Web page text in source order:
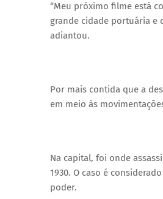
“Meu próximo filme está
grande cidade portuária e
adiantou.
Por mais contida que a
em meio às
Na capital, foi onde
1930. O caso é
poder.